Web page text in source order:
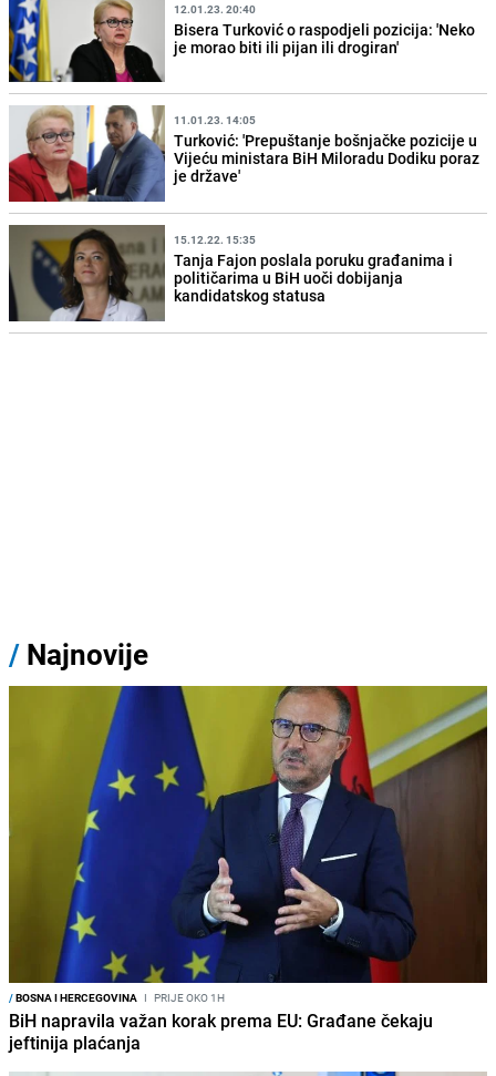
12.01.23. 20:40
Bisera Turković o raspodjeli pozicija: 'Neko
je morao biti ili pijan ili drogiran'
11.01.23. 14:05
Turković: 'Prepuštanje bošnjačke pozicije u
Vijeću ministara BiH Miloradu Dodiku poraz
je države'
15.12.22. 15:35
Tanja Fajon poslala poruku građanima i
političarima u BiH uoči dobijanja
kandidatskog statusa
/ Najnovije
/BOSNA I HERCEGOVINA I PRIJE OKO 1H
BiH napravila važan korak prema EU: Građane čekaju
jeftinija plaćanja